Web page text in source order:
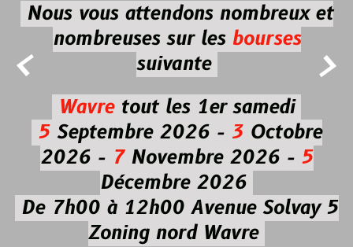
 
Nous vous attendons nombreux et
nombreuses sur les bourses
suivante
Wavretout les 1er samedi
5Septembre 2026 - 3Octobre
2026 -7Novembre 2026 - 5
Décembre 2026
De 7h00 à 12h00 Avenue Solvay 5
Zoning nord Wavre